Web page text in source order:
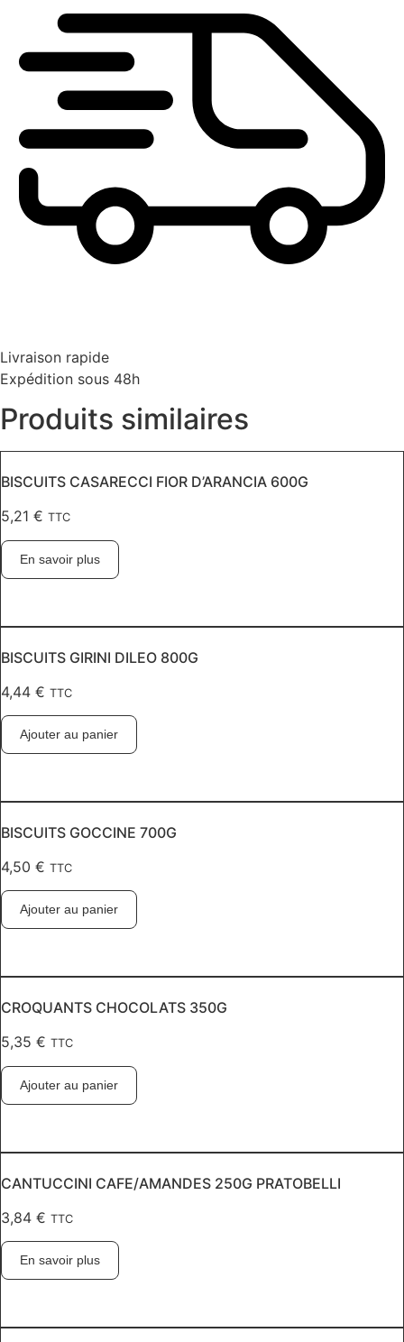
Livraison rapide
Expédition sous 48h
Produits similaires
BISCUITS CASARECCI FIOR D’ARANCIA 600G
5,21 € TTC
En savoir plus
BISCUITS GIRINI DILEO 800G
4,44 € TTC
Ajouter au panier
BISCUITS GOCCINE 700G
4,50 € TTC
Ajouter au panier
CROQUANTS CHOCOLATS 350G
5,35 € TTC
Ajouter au panier
CANTUCCINI CAFE/AMANDES 250G PRATOBELLI
3,84 € TTC
En savoir plus